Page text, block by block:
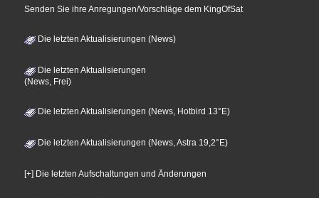
Senden Sie ihre Anregungen/Vorschläge dem KingOfSat
Die letzten Aktualisierungen (News)
Die letzten Aktualisierungen
(News, Frei)
Die letzten Aktualisierungen (News, Hotbird 13°E)
Die letzten Aktualisierungen (News, Astra 19,2°E)
[+] Die letzten Aufschaltungen und Änderungen